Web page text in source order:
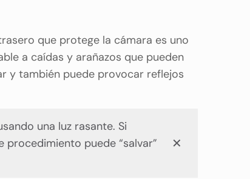
que protege la cámara es uno
a caídas y arañazos que pueden
y también puede provocar reflejos
una luz rasante. Si
procedimiento puede “salvar”
✕